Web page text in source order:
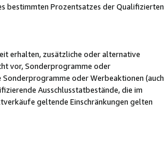
bestimmten Prozentsatzes der Qualifizierten
erhalten, zusätzliche oder alternative
vor, Sonderprogramme oder
oder Werbeaktionen (auch
Ausschlusstatbestände, die im
geltende Einschränkungen gelten